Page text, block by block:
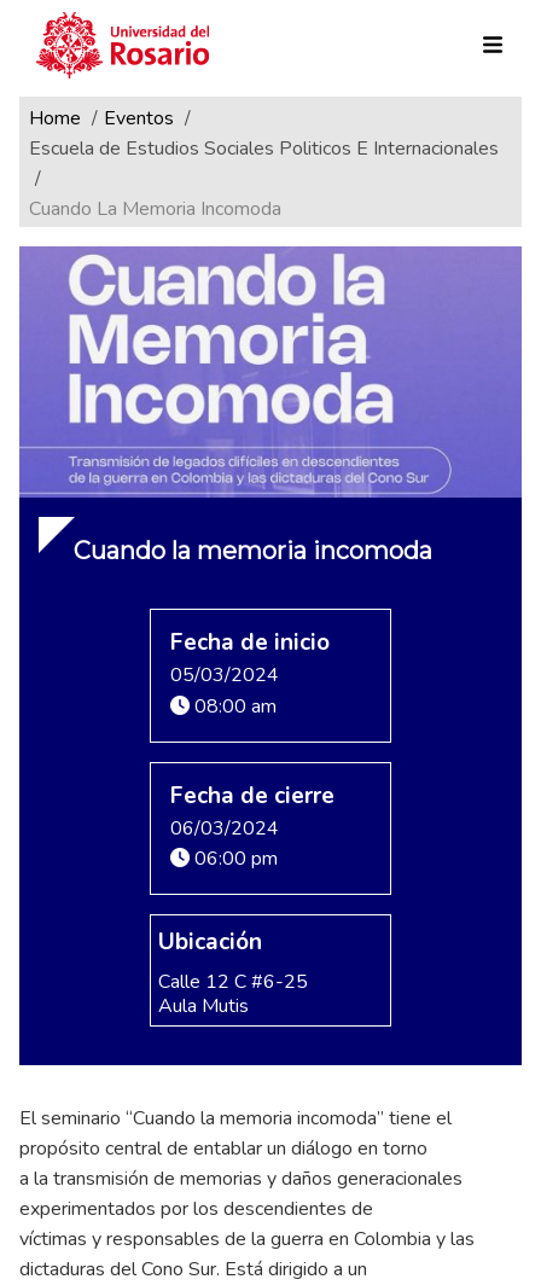
Pasar al contenido principal
Ruta de navegación
Home
Eventos
Escuela de Estudios Sociales Politicos E Internacionales
Cuando La Memoria Incomoda
Cuando la memoria incomoda
Fecha de inicio
05/03/2024
08:00 am
Fecha de cierre
06/03/2024
06:00 pm
Ubicación
Calle 12 C #6-25
Aula Mutis
El seminario “Cuando la memoria incomoda” tiene el
propósito central de entablar un diálogo en torno
a la transmisión de memorias y daños generacionales
experimentados por los descendientes de
víctimas y responsables de la guerra en Colombia y las
dictaduras del Cono Sur. Está dirigido a un